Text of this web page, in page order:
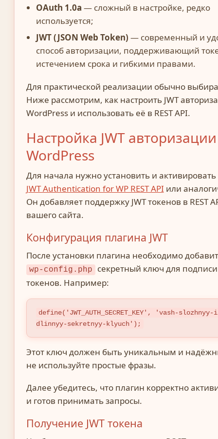
OAuth 1.0a — сложный в настройке, редко
используется;
JWT (JSON Web Token) — современный и
способ авторизации, поддерживающий
истечением срока и гибкими правами.
Для практической реализации обычно
Ниже рассмотрим, как настроить JWT
WordPress и использовать её в REST API.
Настройка JWT
WordPress
Для начала нужно установить и
JWT Authentication for WP REST API или
Он добавляет поддержку JWT токенов в REST
вашего сайта.
Конфигурация плагина JWT
После установки плагина необходимо
wp-config.php секретный ключ для подписи
токенов. Например:
define('JWT_AUTH_SECRET_KEY', 'vash-
dlinnyy-sekretnyy-klyuch');
Этот ключ должен быть уникальным и
не используйте простые фразы.
Далее убедитесь, что плагин корректно
и готов принимать запросы.
Получение JWT токена